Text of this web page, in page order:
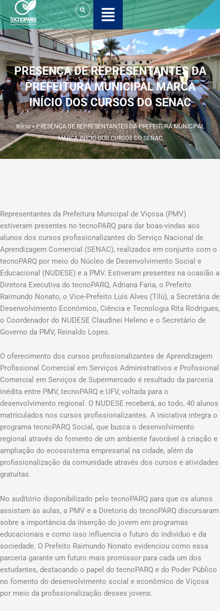
para
o
conteúdo
PRESENÇA DE REPRESENTANTES DA
PREFEITURA MUNICIPAL MARCA
INÍCIO DOS CURSOS DO SENAC
Início»PRESENÇA DE REPRESENTANTES DA PREFEITURA MUNICIPAL
MARCA INÍCIO DOS CURSOS DO SENAC
Representantes da Prefeitura Municipal de Viçosa (PMV)
estiveram presentes no tecnoPARQ para dar boas-vindas aos
alunos dos cursos profissionalizantes do Serviço Nacional de
Aprendizagem Comercial (SENAC), realizados em conjunto com o
tecnoPARQ por meio do Núcleo de Desenvolvimento Social e
Educacional (NUDESE) e a PMV. Estiveram presentes na ocasião a
Diretora Executiva do tecnoPARQ, Adriana Faria, o Prefeito
Raimundo Nonato, o Vice-Prefeito Luís Alves (Tilú), a Secretária de
Desenvolvimento Econômico, Ciência e Tecnologia Rita Rodrigues,
o Coordenador do NUDESE Claudinei Heleno e o Secretário de
Governo da PMV, Reinaldo Lopes.
O oferecimento dos cursos profissionalizantes de Aprendizagem
Profissional Comercial em Serviços Administrativos e Profissional
Comercial em Serviços de Supermercado é resultado da parceria
inédita entre PMV, tecnoPARQ e UFV, voltada para o
desenvolvimento regional. O NUDESE receberá, ao todo, 40 alunos
matriculados nos cursos profissionalizantes. A iniciativa integra o
programa tecnoPARQ Social, que busca o desenvolvimento
regional através do fomento de um ambiente favorável à criação e
ampliação do ecossistema empresarial na cidade, além da
profissionalização da comunidade através dos cursos e atividades
gratuitas.
No auditório disponibilizado pelo tecnoPARQ para que os alunos
assistam às aulas, a PMV e a Diretoria do tecnoPARQ discursaram
sobre a importância da inserção do jovem em programas
educacionais e como isso influencia o futuro do indivíduo e da
sociedade. O Prefeito Raimundo Nonato evidenciou como essa
parceria garante um futuro mais promissor para cada um dos
estudantes, destacando o papel do tecnoPARQ e do Poder Público
no fomento do desenvolvimento social e econômico de Viçosa
por meio da profissionalização desses jovens.